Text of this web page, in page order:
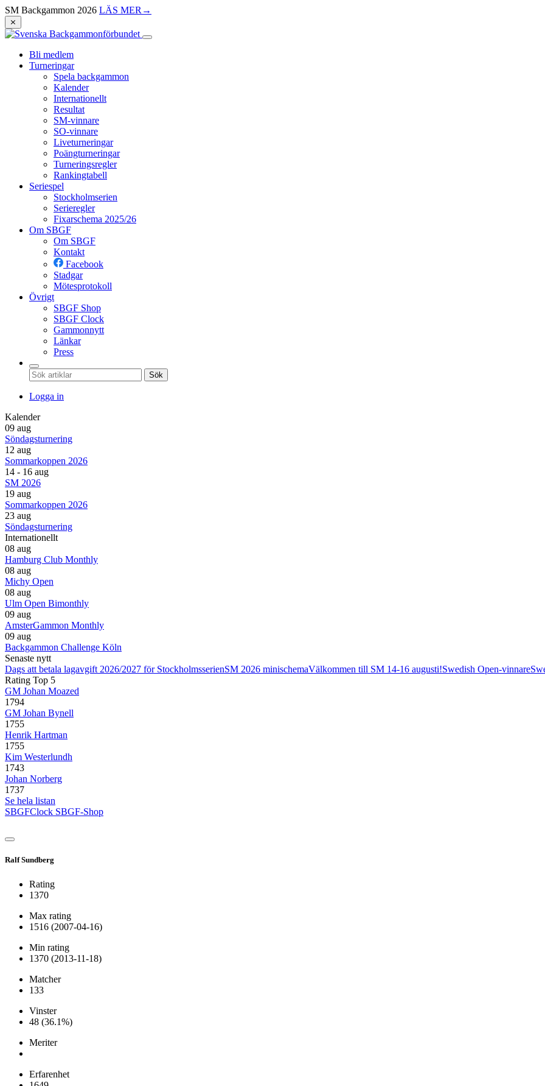
SM Backgammon 2026 LÄS MER →
⨯
Bli medlem
Turneringar
Spela backgammon
Kalender
Internationellt
Resultat
SM-vinnare
SO-vinnare
Liveturneringar
Poängturneringar
Turneringsregler
Rankingtabell
Seriespel
Stockholmserien
Serieregler
Fixarschema 2025/26
Om SBGF
Om SBGF
Kontakt
Facebook
Stadgar
Mötesprotokoll
Övrigt
SBGF Shop
SBGF Clock
Gammonnytt
Länkar
Press
Sök
Logga in
Kalender
09 aug
Söndagsturnering
12 aug
Sommarkoppen 2026
14 - 16 aug
SM 2026
19 aug
Sommarkoppen 2026
23 aug
Söndagsturnering
Internationellt
08 aug
Hamburg Club Monthly
08 aug
Michy Open
08 aug
Ulm Open Bimonthly
09 aug
AmsterGammon Monthly
09 aug
Backgammon Challenge Köln
Senaste nytt
Dags att betala lagavgift 2026/2027 för StockholmsserienSM 2026 minischemaVälkommen till SM 14-16 augusti!Swedish Open-vinnare
Rating Top 5
GM Johan Moazed
1794
GM Johan Bynell
1755
Henrik Hartman
1755
Kim Westerlundh
1743
Johan Norberg
1737
Se hela listan
SBGFClock SBGF-Shop
Ralf Sundberg
Rating
1370
Max rating
1516 (2007-04-16)
Min rating
1370 (2013-11-18)
Matcher
133
Vinster
48 (36.1%)
Meriter
Erfarenhet